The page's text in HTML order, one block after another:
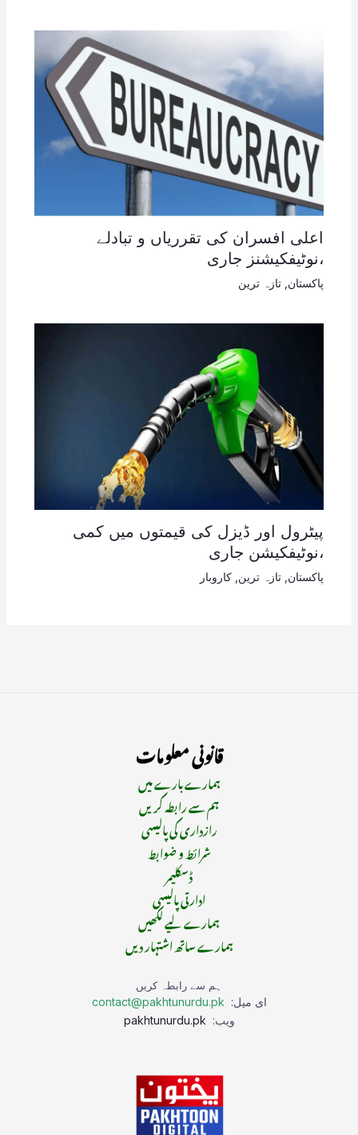
اعلی افسران کی تقرریاں و تبادلے
،نوٹیفکیشنز جاری
پاکستان تازہ ترین
پیٹرول اور ڈیزل کی قیمتوں میں کمی
،نوٹیفکیشن جاری
پاکستان تازہ ترین کاروبار
قانونی معلومات
ہمارے بارے میں
ہم سے رابطہ کریں
رازداری کی پالیسی
شرائط و ضوابط
ڈسکلیمر
ادارتی پالیسی
ہمارے لیے لکھیں
ہمارے ساتھ اشتہار دیں
ہم سے رابطہ کریں
ای میل: contact@pakhtunurdu.pk
ویب: